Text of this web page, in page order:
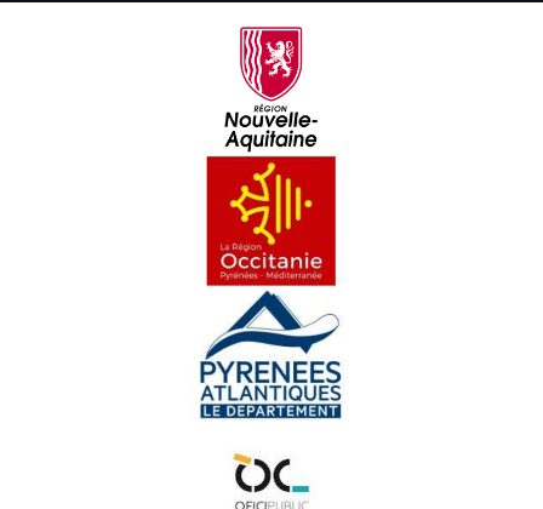
Lenga d'òc, Lenga de còr - Guy SIGNOL
Lenga d'òc, Lenga de còr - Alban GARROS
Lenga d'òc, Lenga de còr - Baptiste LAGRANGE
Lenga d'òc, Lenga de còr - Delphine FRIOT
Lenga d'òc, Lenga de còr - Fabienne GABILLARD
Lenga d'òc, Lenga de còr - Françoise ANDRIEUX